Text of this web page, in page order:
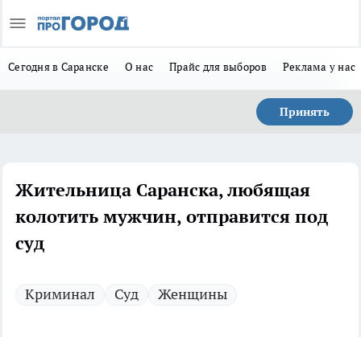
Сегодня в Саранске О нас Прайс для выборов Реклама у нас
Принять
Жительница Саранска, любящая
колотить мужчин, отправится под
суд
Криминал Суд Женщины